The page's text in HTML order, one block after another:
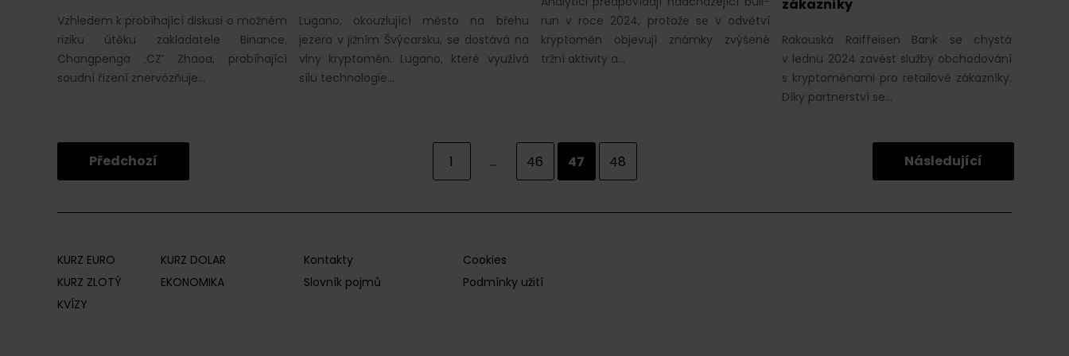
Vzhledem k probíhající diskusi o možném
riziku útěku zakladatele Binance,
Changpenga ‚CZ‘ Zhaoa, probíhající
soudní řízení znervózňuje…
Lugano, okouzlující město na břehu
jezera v jižním Švýcarsku, se dostává na
vlny kryptoměn. Lugano, které využívá
sílu technologie…
run v roce 2024, protože se v odvětví
kryptoměn objevují známky zvýšené
tržní aktivity a…
zákazníky
Rakouská Raiffeisen Bank se chystá
v lednu 2024 zavést služby obchodování
s kryptoměnami pro retailové zákazníky.
Díky partnerství se…
Předchozí 1 ... 46 47 48 Následující
KURZ EURO
KURZ DOLAR
KURZ ZLOTÝ
EKONOMIKA
KVÍZY
Kontakty
Cookies
Slovník pojmů
Podmínky užití